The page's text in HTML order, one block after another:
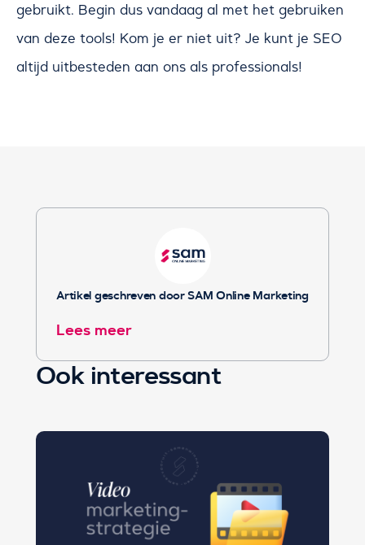
gebruikt. Begin dus vandaag al met het gebruiken
van deze tools! Kom je er niet uit? Je kunt je SEO
altijd uitbesteden aan ons als professionals!
Artikel geschreven door SAM Online Marketing
Lees meer
Ook interessant